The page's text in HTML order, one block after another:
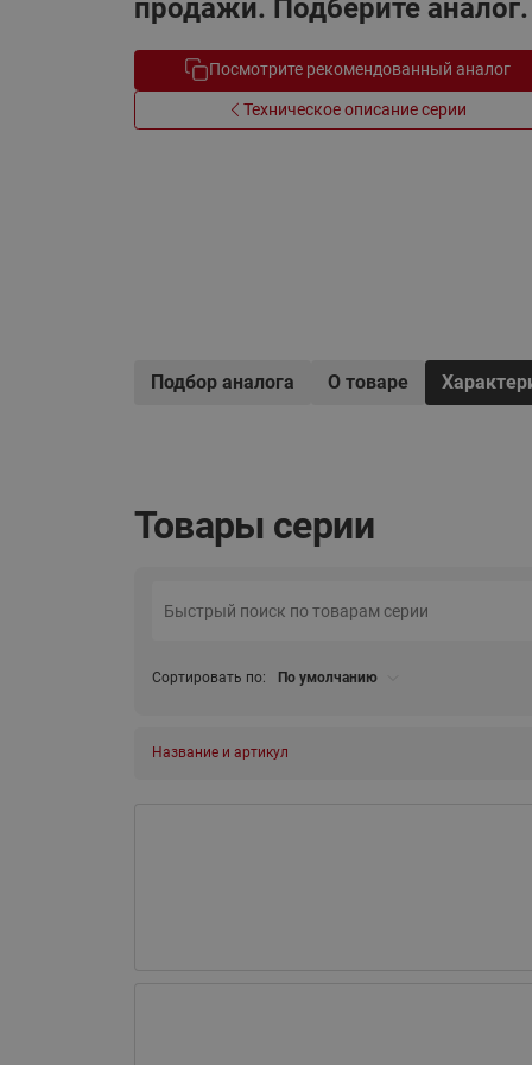
Системы водоснабжения
Электрообогрев
продажи. Подберите аналог.
Посмотрите рекомендованный аналог
Техническое описание серии
Подбор аналога О товаре
Товары серии
Сортировать по: По умолчанию
Название и артикул